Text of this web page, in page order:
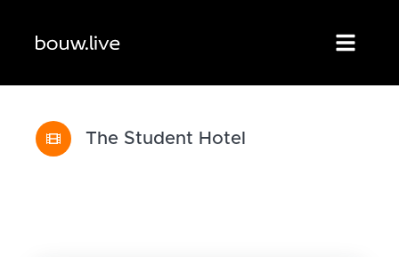
The Student Hotel